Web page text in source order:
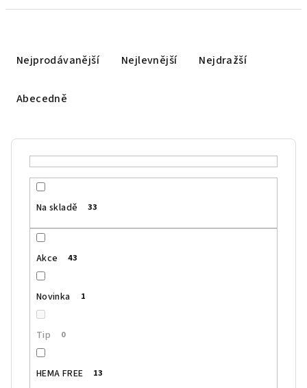
Nejprodávanější Nejlevnější Nejdražší
Abecedně
Na skladě 33
Akce 43
Novinka 1
Tip 0
HEMA FREE 13